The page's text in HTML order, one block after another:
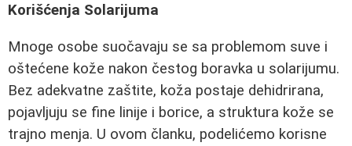
Korišćenja Solarijuma
Mnoge osobe suočavaju se sa problemom suve i
oštećene kože nakon čestog boravka u solarijumu.
Bez adekvatne zaštite, koža postaje dehidrirana,
pojavljuju se fine linije i borice, a struktura kože se
trajno menja. U ovom članku, podelićemo korisne